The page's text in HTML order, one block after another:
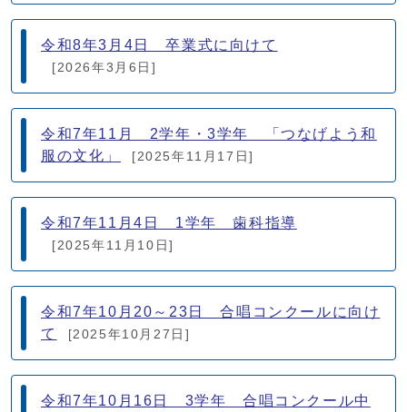
令和8年3月4日 卒業式に向けて
[2026年3月6日]
令和7年11月 2学年・3学年 「つなげよう和
服の文化」
[2025年11月17日]
令和7年11月4日 1学年 歯科指導
[2025年11月10日]
令和7年10月20～23日 合唱コンクールに向け
て
[2025年10月27日]
令和7年10月16日 3学年 合唱コンクール中